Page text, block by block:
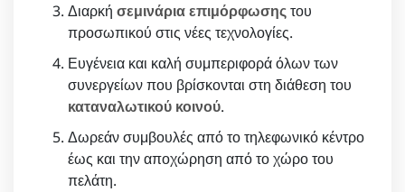
Διαρκή σεμινάρια επιμόρφωσηςτου
προσωπικού στις νέες τεχνολογίες.
Ευγένεια και καλή συμπεριφορά όλων των
συνεργείων που βρίσκονται στη διάθεση του
καταναλωτικού κοινού.
Δωρεάν συμβουλές από το τηλεφωνικό κέντρο
έως και την αποχώρηση από το χώρο του
πελάτη.